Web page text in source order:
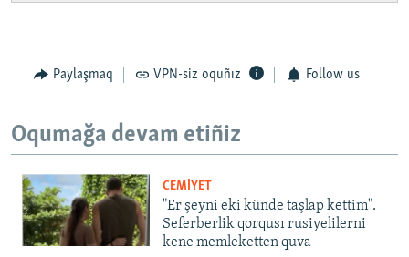
Paylaşmaq VPN-siz oquñız Follow us
Oqumağa devam etiñiz
CEMİYET
"Er şeyni eki künde taşlap kettim".
Seferberlik qorqusı rusiyelilerni
kene memleketten quva